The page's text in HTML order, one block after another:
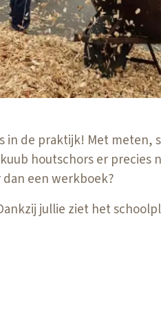
in de praktijk! Met meten,
houtschors er precies
een werkboek?
jullie ziet het